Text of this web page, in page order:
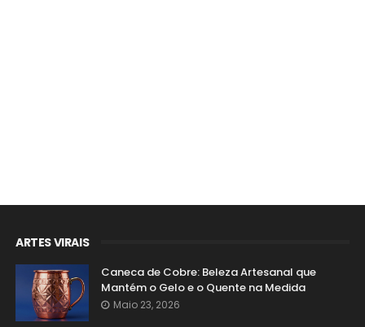
ARTES VIRAIS
Caneca de Cobre: Beleza Artesanal que
Mantém o Gelo e o Quente na Medida
Maio 23, 2026